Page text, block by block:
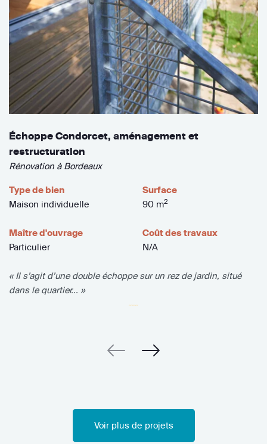
Échoppe Condorcet, aménagement et
restructuration
Rénovation à Bordeaux
Type de bien
Maison individuelle
Surface
90 m2
Maître d'ouvrage
Particulier
Coût des travaux
N/A
« Il s’agit d’une double échoppe sur un rez de jardin, situé
dans le quartier... »
Voir plus de projets